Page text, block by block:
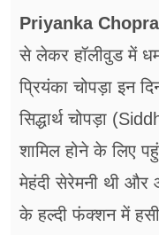
अन्य खबरें
Priyanka
से लेकर हॉलीवुड में
प्रियंका चोपड़ा इन
सिद्धार्थ चोपड़ा
शामिल होने के लिए
मेहंदी सेरेमनी थी और
के हल्दी फंक्शन में